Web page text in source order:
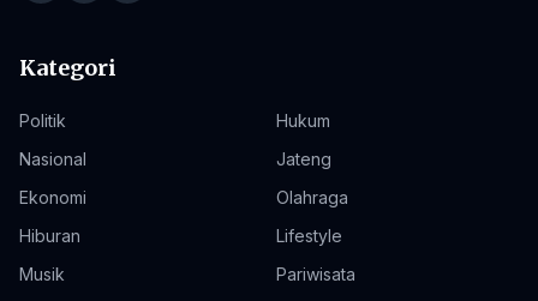
Kategori
Politik
Hukum
Nasional
Jateng
Ekonomi
Olahraga
Hiburan
Lifestyle
Musik
Pariwisata